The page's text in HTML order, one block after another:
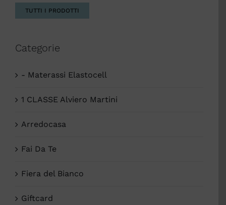
TUTTI I PRODOTTI
Categorie
- Materassi Elastocell
1 CLASSE Alviero Martini
Arredocasa
Fai Da Te
Fiera del Bianco
Giftcard